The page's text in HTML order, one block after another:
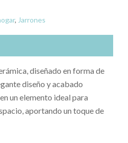
, Jarrones
diseñado en forma de
diseño y acabado
un elemento ideal para
aportando un toque de